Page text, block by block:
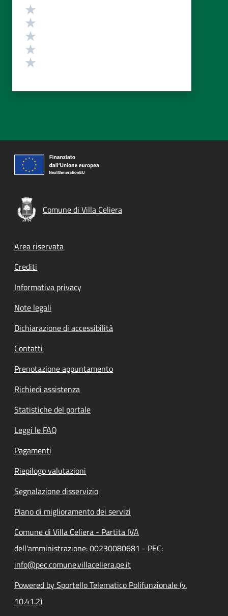
Valutazione
Comune di Villa Celiera
Footer menu
Area riservata
Crediti
Informativa privacy
Note legali
Dichiarazione di accessibilità
Contatti
Prenotazione appuntamento
Richiedi assistenza
Statistiche del portale
Leggi le FAQ
Pagamenti
Riepilogo valutazioni
Segnalazione disservizio
Piano di miglioramento dei servizi
Comune di Villa Celiera - Partita IVA
dell'amministrazione: 00230080681 - PEC:
info@pec.comune.villaceliera.pe.it
Powered by Sportello Telematico Polifunzionale (v.
10.41.2)